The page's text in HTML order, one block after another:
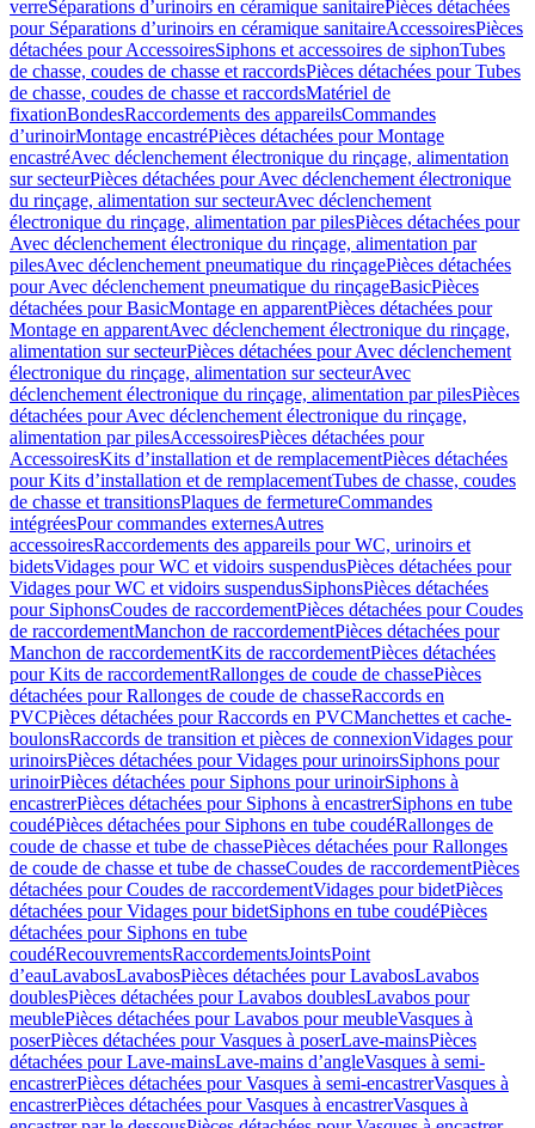
verreSéparations d’urinoirs en céramique sanitairePièces détachées
pour Séparations d’urinoirs en céramique sanitaireAccessoiresPièces
détachées pour AccessoiresSiphons et accessoires de siphonTubes
de chasse, coudes de chasse et raccordsPièces détachées pour Tubes
de chasse, coudes de chasse et raccordsMatériel de
fixationBondesRaccordements des appareilsCommandes
dʼurinoirMontage encastréPièces détachées pour Montage
encastréAvec déclenchement électronique du rinçage, alimentation
sur secteurPièces détachées pour Avec déclenchement électronique
du rinçage, alimentation sur secteurAvec déclenchement
électronique du rinçage, alimentation par pilesPièces détachées pour
Avec déclenchement électronique du rinçage, alimentation par
pilesAvec déclenchement pneumatique du rinçagePièces détachées
pour Avec déclenchement pneumatique du rinçageBasicPièces
détachées pour BasicMontage en apparentPièces détachées pour
Montage en apparentAvec déclenchement électronique du rinçage,
alimentation sur secteurPièces détachées pour Avec déclenchement
électronique du rinçage, alimentation sur secteurAvec
déclenchement électronique du rinçage, alimentation par pilesPièces
détachées pour Avec déclenchement électronique du rinçage,
alimentation par pilesAccessoiresPièces détachées pour
AccessoiresKits d’installation et de remplacementPièces détachées
pour Kits d’installation et de remplacementTubes de chasse, coudes
de chasse et transitionsPlaques de fermetureCommandes
intégréesPour commandes externesAutres
accessoiresRaccordements des appareils pour WC, urinoirs et
bidetsVidages pour WC et vidoirs suspendusPièces détachées pour
Vidages pour WC et vidoirs suspendusSiphonsPièces détachées
pour SiphonsCoudes de raccordementPièces détachées pour Coudes
de raccordementManchon de raccordementPièces détachées pour
Manchon de raccordementKits de raccordementPièces détachées
pour Kits de raccordementRallonges de coude de chassePièces
détachées pour Rallonges de coude de chasseRaccords en
PVCPièces détachées pour Raccords en PVCManchettes et cache-
boulonsRaccords de transition et pièces de connexionVidages pour
urinoirsPièces détachées pour Vidages pour urinoirsSiphons pour
urinoirPièces détachées pour Siphons pour urinoirSiphons à
encastrerPièces détachées pour Siphons à encastrerSiphons en tube
coudéPièces détachées pour Siphons en tube coudéRallonges de
coude de chasse et tube de chassePièces détachées pour Rallonges
de coude de chasse et tube de chasseCoudes de raccordementPièces
détachées pour Coudes de raccordementVidages pour bidetPièces
détachées pour Vidages pour bidetSiphons en tube coudéPièces
détachées pour Siphons en tube
coudéRecouvrementsRaccordementsJointsPoint
d’eauLavabosLavabosPièces détachées pour LavabosLavabos
doublesPièces détachées pour Lavabos doublesLavabos pour
meublePièces détachées pour Lavabos pour meubleVasques à
poserPièces détachées pour Vasques à poserLave-mainsPièces
détachées pour Lave-mainsLave-mains d’angleVasques à semi-
encastrerPièces détachées pour Vasques à semi-encastrerVasques à
encastrerPièces détachées pour Vasques à encastrerVasques à